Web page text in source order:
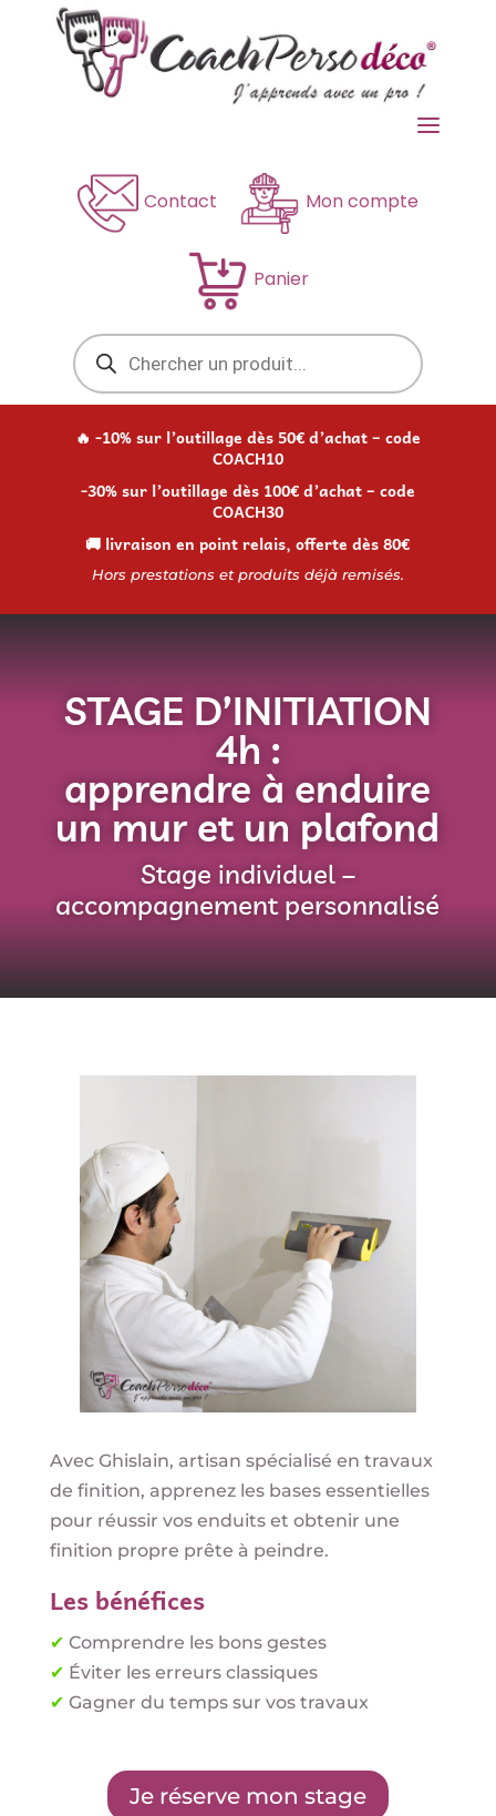
a
Contact Mon compte
Panier
Recherche
de
produits
🔥 -10% sur l’outillage dès 50€ d’achat – code
COACH10
-30% sur l’outillage dès 100€ d’achat – code
COACH30
🚚 livraison en point relais, offerte dès 80€
Hors prestations et produits déjà remisés.
STAGE D’INITIATION
4h :
apprendre à enduire
un mur et un plafond
Stage individuel –
accompagnement personnalisé
Avec Ghislain, artisan spécialisé en travaux
de finition, apprenez les bases essentielles
pour réussir vos enduits et obtenir une
finition propre prête à peindre.
Les bénéfices
✔ Comprendre les bons gestes
✔ Éviter les erreurs classiques
✔ Gagner du temps sur vos travaux
Je réserve mon stage